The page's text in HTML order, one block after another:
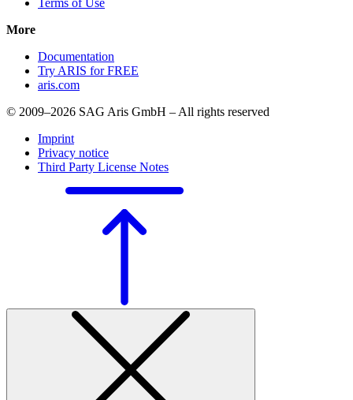
Terms of Use
More
Documentation
Try ARIS for FREE
aris.com
© 2009–2026 SAG Aris GmbH – All rights reserved
Imprint
Privacy notice
Third Party License Notes